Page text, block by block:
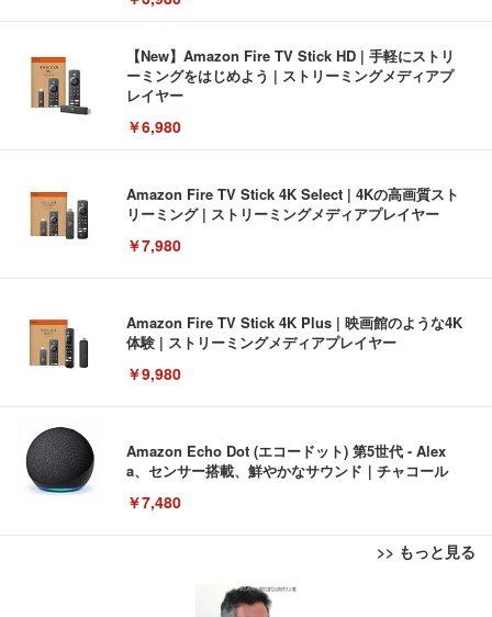
【New】Amazon Fire TV Stick HD | 手軽にストリ
ーミングをはじめよう | ストリーミングメディアプ
レイヤー
￥6,980
Amazon Fire TV Stick 4K Select | 4Kの高画質スト
リーミング | ストリーミングメディアプレイヤー
￥7,980
Amazon Fire TV Stick 4K Plus | 映画館のような4K
体験 | ストリーミングメディアプレイヤー
￥9,980
Amazon Echo Dot (エコードット) 第5世代 - Alex
a、センサー搭載、鮮やかなサウンド｜チャコール
￥7,480
>> もっと見る
[EdoErgo] オフィスチェア 椅子 テレワーク 疲れな
EIZO ビジネス向けプレミアムモニター | FlexScan
Amazonベーシック ペットシーツ 薄型 レギュラー 1